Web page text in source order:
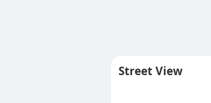
Street View